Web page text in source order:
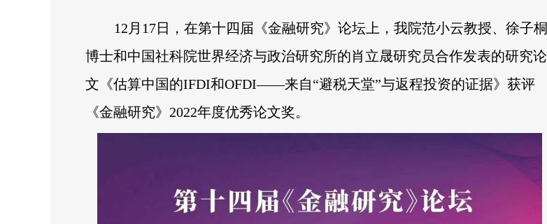
12月17日，在第十四届《金融研究》论坛上，我院范小云教授、徐子桐
博士和中国社科院世界经济与政治研究所的肖立晟研究员合作发表的研究论
文《估算中国的IFDI和OFDI——来自“避税天堂”与返程投资的证据》获评
《金融研究》2022年度优秀论文奖。